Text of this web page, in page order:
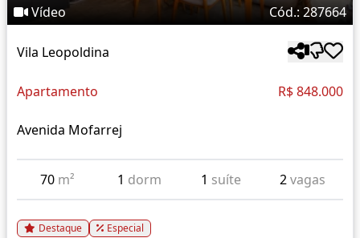
Vídeo Cód.: 287664
Vila Leopoldina
Apartamento R$ 848.000
Avenida Mofarrej
70 m² 1 dorm 1 suíte 2vagas
Destaque Especial